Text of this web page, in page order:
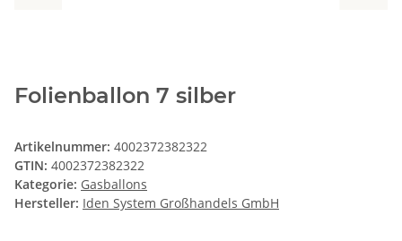
Folienballon 7 silber
Artikelnummer: 4002372382322
GTIN: 4002372382322
Kategorie: Gasballons
Hersteller: Iden System Großhandels GmbH